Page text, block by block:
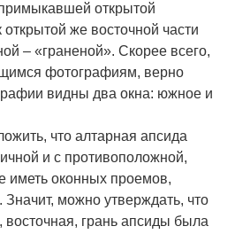
открытой
открытой же восточной части
– «граненой». Скорее всего,
фотографиям, верно
видны два окна: южное и
что алтарная апсида
и с противоположной,
иметь оконных проемов,
можно утверждать, что
восточная, грань апсиды была